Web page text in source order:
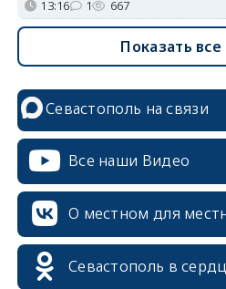
13:16 1 667
Показать все
Севастополь на связи
Все наши Видео
О местном для
Севастополь в